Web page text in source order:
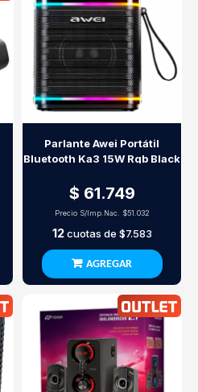
Parlante Awei Portátil
Bluetooth Ka3 15W Rgb Black
$ 61.749
Precio S/Imp.Nac. $51.032
12cuotas de $7.583
AGREGAR